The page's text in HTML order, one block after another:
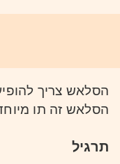
הסלאש צריך
הסלאש זה תו
תרגיל